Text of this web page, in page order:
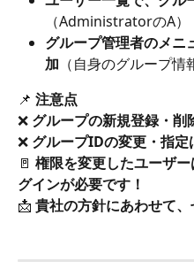
（AdministratorのA）
グループ管理者のメニ
加 （自身のグループ情
📌 注意点
❌ グループの新規登録・削
❌ グループIDの変更・指定
🚪 権限を変更したユーザ
グインが必要です！
📩 貴社の方針にあわせて